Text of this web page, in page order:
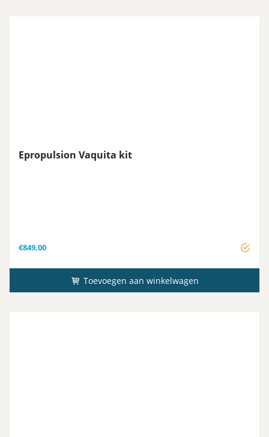
Epropulsion Vaquita kit
€849,00
Toevoegen aan winkelwagen